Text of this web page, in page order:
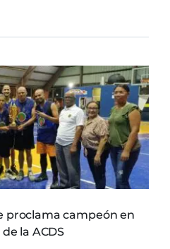
proclama campeón en
la ACDS